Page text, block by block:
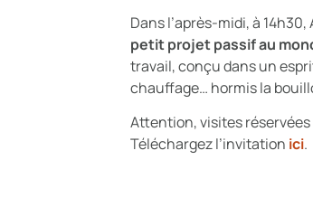
Dans l’après-midi, à
petit projet passif au
travail, conçu dans un
chauffage… hormis la
Attention, visites
Téléchargez l’invitation ici.